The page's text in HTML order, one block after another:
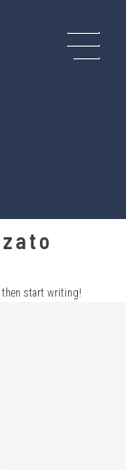
then start writing!